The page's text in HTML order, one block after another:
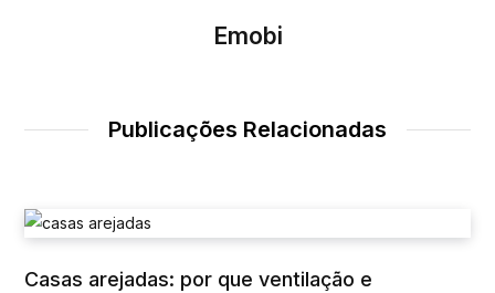
Emobi
Publicações Relacionadas
Casas arejadas: por que ventilação e